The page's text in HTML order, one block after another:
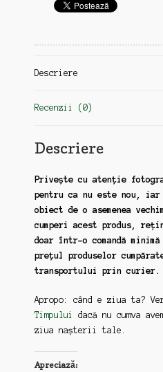
Descriere
Recenzii (0)
Descriere
Privește cu atenție
pentru ca nu este nou, iar
obiect de o asemenea
cumperi acest produs,
doar într-o comandă
prețul produselor
transportului prin curier.
Apropo: când e ziua ta?
Timpului
dacă nu cumva
ziua nașterii tale.
Apreciază: